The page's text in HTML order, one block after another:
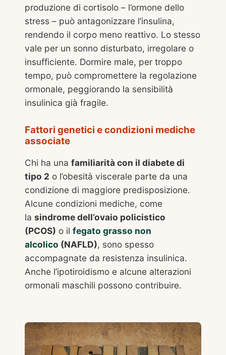
produzione di cortisolo – l’ormone dello
stress – può antagonizzare l’insulina,
rendendo il corpo meno reattivo. Lo stesso
vale per un sonno disturbato, irregolare o
insufficiente. Dormire male, per troppo
tempo, può compromettere la regolazione
ormonale, peggiorando la sensibilità
insulinica già fragile.
Fattori genetici e condizioni mediche
associate
Chi ha una familiarità con il diabete di
tipo 2 o l’obesità viscerale parte da una
condizione di maggiore predisposizione.
Alcune condizioni mediche, come
la sindrome dell’ovaio policistico
(PCOS) o il fegato grasso non
alcolico (NAFLD), sono spesso
accompagnate da resistenza insulinica.
Anche l’ipotiroidismo e alcune alterazioni
ormonali maschili possono contribuire.